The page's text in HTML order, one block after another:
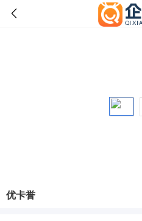
优卡誉